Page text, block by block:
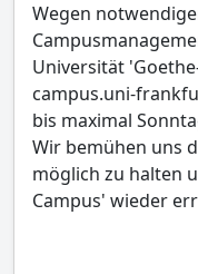
Wegen
Universität
campus.uni-
bis maximal
Wir bemühen uns
möglich zu halten
Campus' wieder